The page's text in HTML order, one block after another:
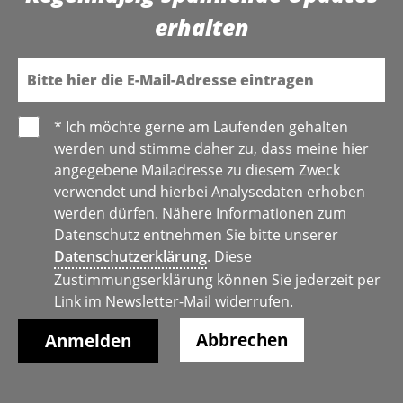
erhalten
E-Mail
* Ich möchte gerne am Laufenden gehalten
werden und stimme daher zu, dass meine hier
angegebene Mailadresse zu diesem Zweck
verwendet und hierbei Analysedaten erhoben
werden dürfen. Nähere Informationen zum
Datenschutz entnehmen Sie bitte unserer
Datenschutzerklärung. Diese
Zustimmungserklärung können Sie jederzeit per
Link im Newsletter-Mail widerrufen.
Abbrechen